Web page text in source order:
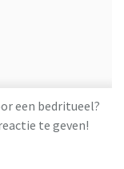
een bedritueel?
te geven!